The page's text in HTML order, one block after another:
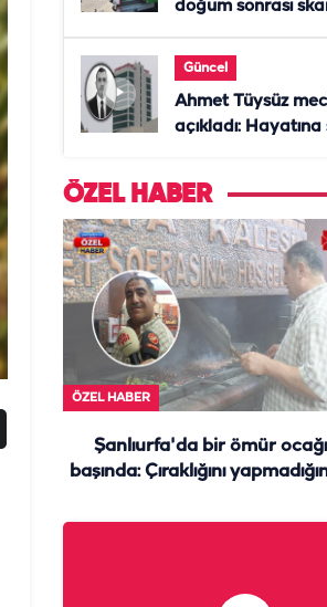
doğum sonrası
Güncel
Ahmet Tüysüz
açıkladı:
ÖZEL HABER
ÖZEL HABER
Şanlıurfa'da bir ömür
başında: Çıraklığını